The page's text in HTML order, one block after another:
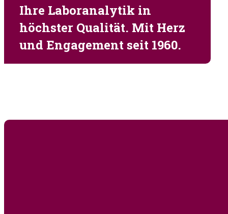
Ihre Laboranalytik in
höchster Qualität. Mit Herz
und Engagement seit 1960.